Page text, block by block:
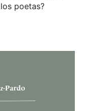
poetas?